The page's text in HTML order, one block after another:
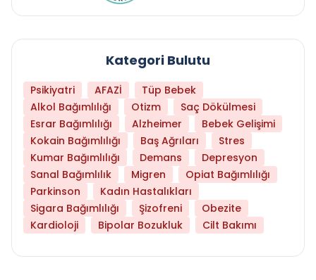
Kategori Bulutu
Psikiyatri AFAZİ
Tüp Bebek
Alkol Bağımlılığı
Otizm
Saç Dökülmesi
Esrar Bağımlılığı
Alzheimer
Bebek Gelişimi
Kokain Bağımlılığı
Baş Ağrıları
Stres
Kumar Bağımlılığı
Demans
Depresyon
Sanal Bağımlılık
Migren
Opiat Bağımlılığı
Parkinson
Kadın Hastalıkları
Sigara Bağımlılığı
Şizofreni
Obezite
Kardioloji
Bipolar Bozukluk Cilt Bakımı